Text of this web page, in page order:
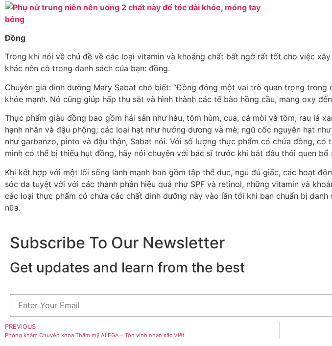
Đồng
Trong khi nói về chủ đề về các loại vitamin và khoáng chất bất ngờ rất tốt cho việc
khác nên có trong danh sách của bạn: đồng.
Chuyên gia dinh dưỡng Mary Sabat cho biết: “Đồng đóng một vai trò quan trọng
khỏe mạnh. Nó cũng giúp hấp thụ sắt và hình thành các tế bào hồng cầu, mang oxy
Thực phẩm giàu đồng bao gồm hải sản như hàu, tôm hùm, cua, cá mòi và tôm; rau lá
hạnh nhân và đậu phộng; các loại hạt như hướng dương và mè; ngũ cốc nguyên hạt
như garbanzo, pinto và đậu thận, Sabat nói. Với số lượng thực phẩm có chứa đồng,
mình có thể bị thiếu hụt đồng, hãy nói chuyện với bác sĩ trước khi bắt đầu thói quen bổ
Khi kết hợp với một lối sống lành mạnh bao gồm tập thể dục, ngủ đủ giấc, các hoạt
sóc da tuyệt vời với các thành phần hiệu quả như SPF và retinol, những vitamin và
các loại thực phẩm có chứa các chất dinh dưỡng này vào lần tới khi bạn chuẩn bị
nữa.
Subscribe To Our Newsletter
Get updates and learn from the best
PREVIOUS
Phòng khám Chuyên khoa Thẩm mỹ ALEGA – Tôn vinh nhan sắc Việt